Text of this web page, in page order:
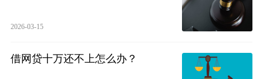
2026-03-15
借网贷十万还不上怎么办？